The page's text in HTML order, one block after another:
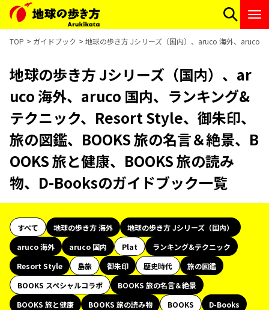
TOP ガイドブック 地球の歩き方 Jシリーズ（国内）、aruco 海外、aruco
地球の歩き方 Jシリーズ（国内）、ar
uco 海外、aruco 国内、ランキング&
テクニック、Resort Style、御朱印、
旅の図鑑、BOOKS 旅の名言＆絶景、B
OOKS 旅と健康、BOOKS 旅の読み
物、D-Booksのガイドブック一覧
すべて 地球の歩き方 海外
地球の歩き方 Jシリーズ（国内）
aruco 海外
aruco 国内 Plat
ランキング&テクニック
Resort Style
島旅 御朱印 歴史時代
旅の図鑑
BOOKS スペシャルコラボ
BOOKS 旅の名言＆絶景
BOOKS 旅と健康
BOOKS 旅の読み物 BOOKS
D-Books